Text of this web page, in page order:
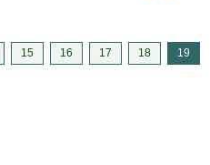
15 16 17 18 19